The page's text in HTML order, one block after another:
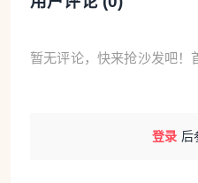
暂无评论，快来抢沙发吧！
登录 后